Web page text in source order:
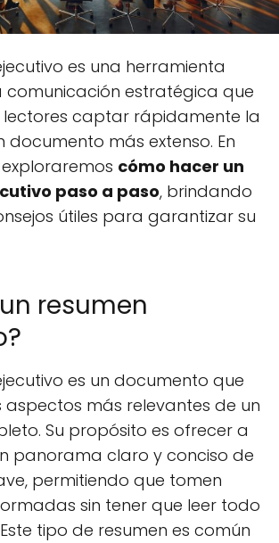
es una herramienta
comunicación estratégica que
lectores captar rápidamente la
documento más extenso. En
cómo hacer un
paso a paso, brindando
útiles para garantizar su
resumen
es un documento que
aspectos más relevantes de un
Su propósito es ofrecer a
panorama claro y conciso de
permitiendo que tomen
sin tener que leer todo
tipo de resumen es común